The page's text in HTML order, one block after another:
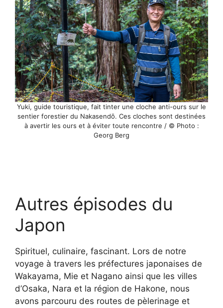
Yuki, guide touristique, fait tinter une cloche anti-ours sur le
sentier forestier du Nakasendō. Ces cloches sont destinées
à avertir les ours et à éviter toute rencontre / © Photo :
Georg Berg
Autres épisodes du
Japon
Spirituel, culinaire, fascinant. Lors de notre
voyage à travers les préfectures japonaises de
Wakayama, Mie et Nagano ainsi que les villes
d’Osaka, Nara et la région de Hakone, nous
avons parcouru des routes de pèlerinage et